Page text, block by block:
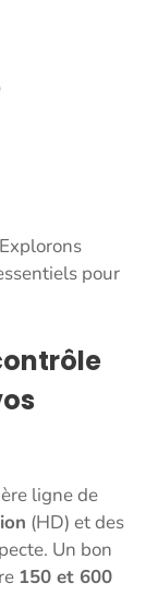
pour
ligne de
(HD) et des
Un bon
150 et 600